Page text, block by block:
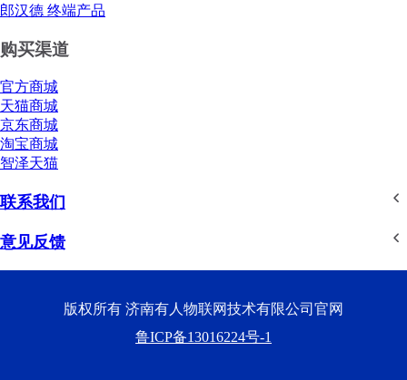
郎汉德 终端产品
购买渠道
官方商城
天猫商城
京东商城
淘宝商城
智泽天猫
联系我们
意见反馈
版权所有 济南有人物联网技术有限公司官网
鲁ICP备13016224号-1